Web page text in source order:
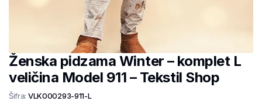
Ženska pidzama Winter – komplet L
veličina Model 911 – Tekstil Shop
Šifra: VLK000293-911-L